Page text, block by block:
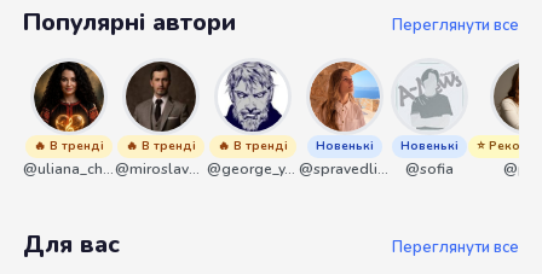
Популярні автори Переглянути все
🔥 В тренді
@uliana_chernenko
🔥 В тренді
@miroslavmaniyk
🔥 В тренді
@george_y_lawlett
Новенькі
@spravedliwa
Новенькі
@sofia
⭐
Для вас Переглянути все